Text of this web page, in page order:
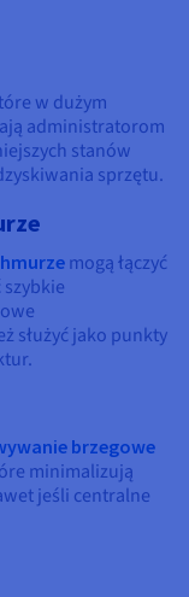
w dużym
administratorom
stanów
sprzętu.
mogą łączyć
służyć jako punkty
brzegowe
minimalizują
jeśli centralne